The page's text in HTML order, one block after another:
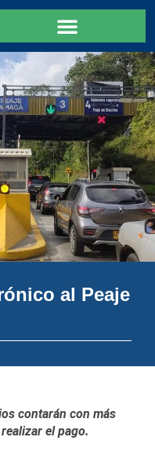
al Peaje
contarán con más
el pago.